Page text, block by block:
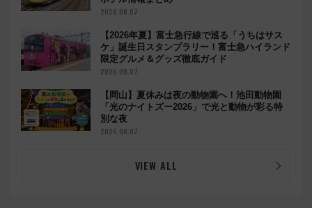
2026.08.07
【2026年夏】富士急行線で巡る「うちはサス
ケ」誕生日スタンプラリー！富士急ハイランド
限定グルメ＆グッズ徹底ガイド
2026.08.07
【岡山】夏休みは夜の動物園へ！池田動物園
「光のナイトズー2026」で光と動物が彩る特
別な夜
2026.08.07
VIEW ALL